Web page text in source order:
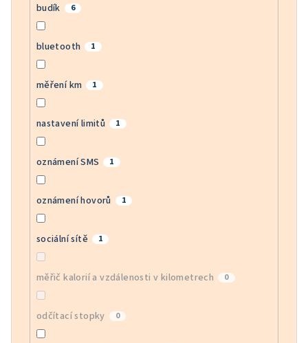
budík 6
bluetooth 1
měření km 1
nastavení limitů 1
oznámení SMS 1
oznámení hovorů 1
sociální sítě 1
měřič kalorií a vzdálenosti v kilometrech 0
odčítací stopky 0